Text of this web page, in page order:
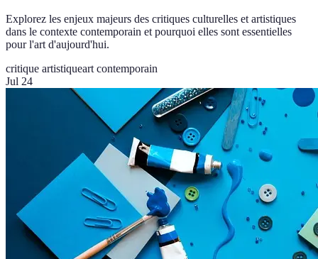
Explorez les enjeux majeurs des critiques culturelles et artistiques
dans le contexte contemporain et pourquoi elles sont essentielles
pour l'art d'aujourd'hui.
critique artistiqueart contemporain
Jul 24